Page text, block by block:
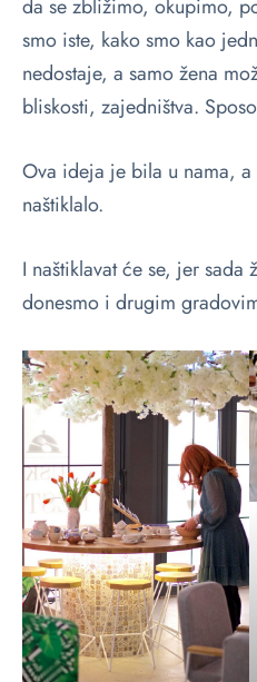
da se zbližimo, okupimo,
smo iste, kako smo kao
nedostaje, a samo žena
bliskosti, zajedništva.
Ova ideja je bila u nama, a
naštiklalo.
I naštiklavat će se, jer sada
donesmo i drugim